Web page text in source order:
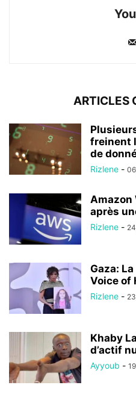
ARTICLES
freinent
de
Rizlene -
Amazon
après
Rizlene -
Gaza:
Voice of
Rizlene -
Khaby
d’actif
Ayyoub -